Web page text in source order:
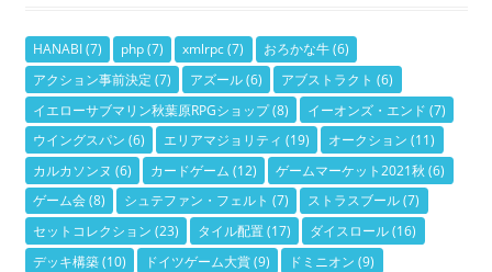
ーHANABI(7) php(7) xmlrpc(7) おろかな牛(6)
アクション事前決定 (7) アズール(6) アブストラクト (6)
イエローサブマリン秋葉原RPGショップ(8) イーオンズ・エンド (7)
ウイングスパン (6) エリアマジョリティ (19) オークション (11)
カルカソンヌ (6) カードゲーム (12) ゲームマーケット2021秋 (6)
ゲーム会(8) シュテファン・フェルト (7) ストラスブール(7)
セットコレクション (23) タイル配置(17) ダイスロール(16)
デッキ構築(10) ドイツゲーム大賞(9) ドミニオン (9)